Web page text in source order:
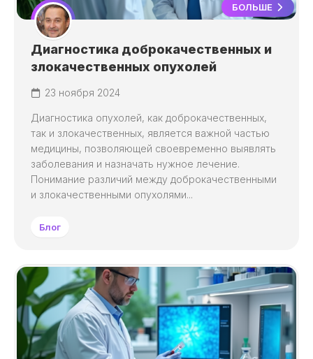
БОЛЬШЕ
Диагностика доброкачественных и
злокачественных опухолей
23 ноября 2024
Диагностика опухолей, как доброкачественных,
так и злокачественных, является важной частью
медицины, позволяющей своевременно выявлять
заболевания и назначать нужное лечение.
Понимание различий между доброкачественными
и злокачественными опухолями...
Блог